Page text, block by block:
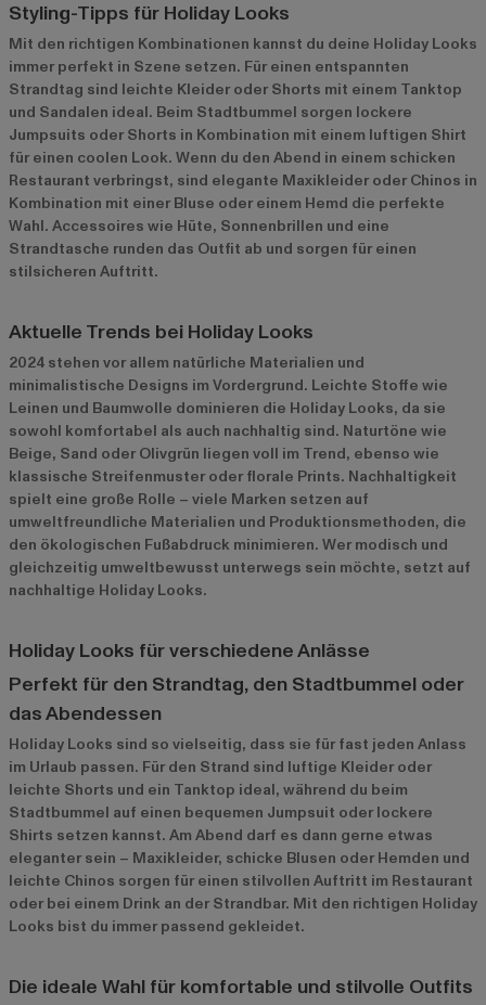
Styling-Tipps für Holiday Looks
Mit den richtigen Kombinationen kannst du deine Holiday Looks
immer perfekt in Szene setzen. Für einen entspannten
Strandtag sind leichte Kleider oder Shorts mit einem Tanktop
und Sandalen ideal. Beim Stadtbummel sorgen lockere
Jumpsuits oder Shorts in Kombination mit einem luftigen Shirt
für einen coolen Look. Wenn du den Abend in einem schicken
Restaurant verbringst, sind elegante Maxikleider oder Chinos in
Kombination mit einer Bluse oder einem Hemd die perfekte
Wahl. Accessoires wie Hüte, Sonnenbrillen und eine
Strandtasche runden das Outfit ab und sorgen für einen
stilsicheren Auftritt.
Aktuelle Trends bei Holiday Looks
2024 stehen vor allem natürliche Materialien und
minimalistische Designs im Vordergrund. Leichte Stoffe wie
Leinen und Baumwolle dominieren die Holiday Looks, da sie
sowohl komfortabel als auch nachhaltig sind. Naturtöne wie
Beige, Sand oder Olivgrün liegen voll im Trend, ebenso wie
klassische Streifenmuster oder florale Prints. Nachhaltigkeit
spielt eine große Rolle – viele Marken setzen auf
umweltfreundliche Materialien und Produktionsmethoden, die
den ökologischen Fußabdruck minimieren. Wer modisch und
gleichzeitig umweltbewusst unterwegs sein möchte, setzt auf
nachhaltige Holiday Looks.
Holiday Looks für verschiedene Anlässe
Perfekt für den Strandtag, den Stadtbummel oder
das Abendessen
Holiday Looks sind so vielseitig, dass sie für fast jeden Anlass
im Urlaub passen. Für den Strand sind luftige Kleider oder
leichte Shorts und ein Tanktop ideal, während du beim
Stadtbummel auf einen bequemen Jumpsuit oder lockere
Shirts setzen kannst. Am Abend darf es dann gerne etwas
eleganter sein – Maxikleider, schicke Blusen oder Hemden und
leichte Chinos sorgen für einen stilvollen Auftritt im Restaurant
oder bei einem Drink an der Strandbar. Mit den richtigen Holiday
Looks bist du immer passend gekleidet.
Die ideale Wahl für komfortable und stilvolle Outfits